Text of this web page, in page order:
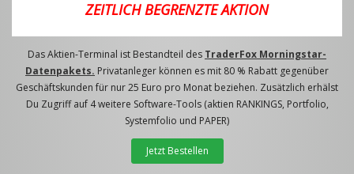
ZEITLICH BEGRENZTE AKTION
Das Aktien-Terminal ist Bestandteil des TraderFox Morningstar-
Datenpakets. Privatanleger können es mit 80 % Rabatt gegenüber
Geschäftskunden für nur 25 Euro pro Monat beziehen. Zusätzlich erhälst
Du Zugriff auf 4 weitere Software-Tools (aktien RANKINGS, Portfolio,
Systemfolio und PAPER)
Jetzt Bestellen